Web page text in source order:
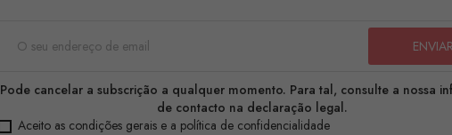
Pode cancelar a subscrição a qualquer momento. Para tal, consulte a nossa
de contacto na declaração legal.
Aceito as condições gerais e a política de confidencialidade